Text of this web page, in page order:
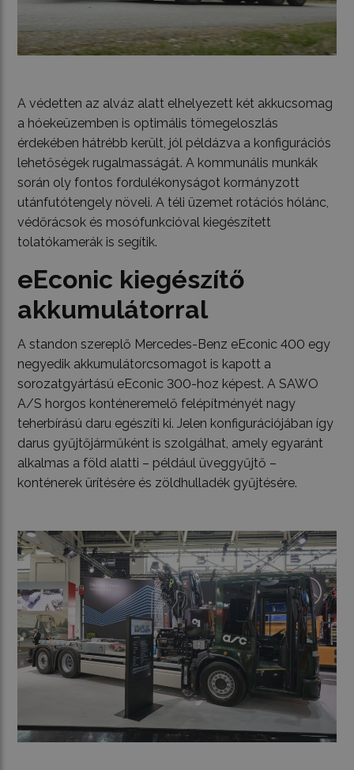
A védetten az alváz alatt elhelyezett két akkucsomag
a hóekeüzemben is optimális tömegeloszlás
érdekében hátrébb került, jól példázva a konfigurációs
lehetőségek rugalmasságát. A kommunális munkák
során oly fontos fordulékonyságot kormányzott
utánfutótengely növeli. A téli üzemet rotációs hólánc,
védőrácsok és mosófunkcióval kiegészített
tolatókamerák is segítik.
eEconic kiegészítő
akkumulátorral
A standon szereplő Mercedes-Benz eEconic 400 egy
negyedik akkumulátorcsomagot is kapott a
sorozatgyártású eEconic 300-hoz képest. A SAWO
A/S horgos konténeremelő felépítményét nagy
teherbírású daru egészíti ki. Jelen konfigurációjában így
darus gyűjtőjárműként is szolgálhat, amely egyaránt
alkalmas a föld alatti – például üveggyűjtő –
konténerek ürítésére és zöldhulladék gyűjtésére.